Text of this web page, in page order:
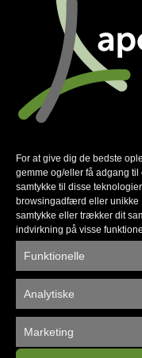
For at give dig de bedste
gemme og/eller få adgang
samtykke til disse
browsingadfærd eller unikke
samtykke eller trækker dit
indvirkning på visse
Funktionelle
Analytiske
Marketing
E-mail*